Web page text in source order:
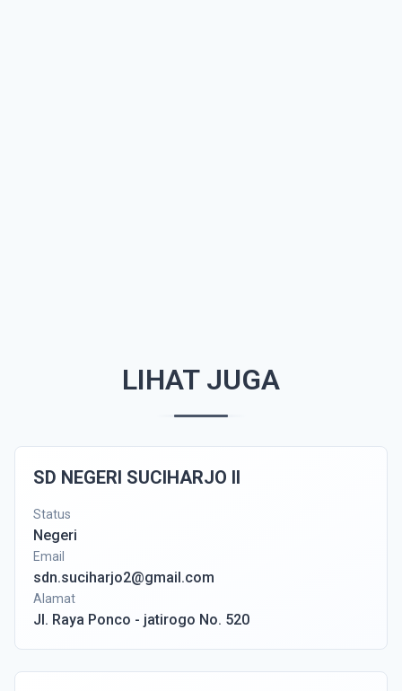
LIHAT JUGA
SD NEGERI SUCIHARJO II
Status
Negeri
Email
sdn.suciharjo2@gmail.com
Alamat
Jl. Raya Ponco - jatirogo No. 520